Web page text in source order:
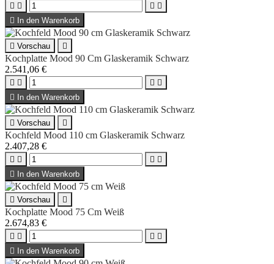
   
 In den Warenkorb
 Vorschau 
Kochplatte Mood 90 Cm Glaskeramik Schwarz
2.541,06 €
   
 In den Warenkorb
 Vorschau 
Kochfeld Mood 110 cm Glaskeramik Schwarz
2.407,28 €
   
 In den Warenkorb
 Vorschau 
Kochplatte Mood 75 Cm Weiß
2.674,83 €
   
 In den Warenkorb